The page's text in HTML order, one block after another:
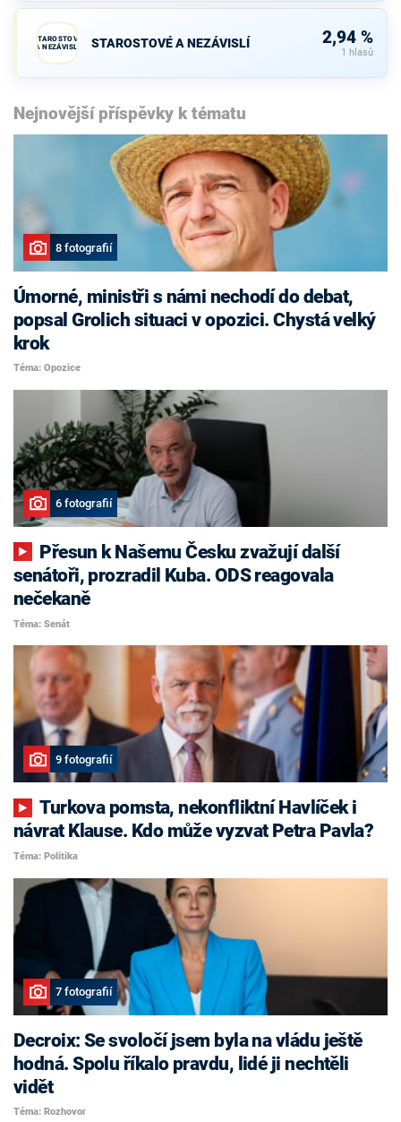
STAROSTOVÉ
A NEZÁVISLÍ
STAROSTOVÉ A NEZÁVISLÍ 2,94 %
1 hlasů
Nejnovější příspěvky k tématu
8 fotografií
Úmorné, ministři s námi nechodí do debat,
popsal Grolich situaci v opozici. Chystá velký
krok
Téma: Opozice
6 fotografií
senátoři, prozradil Kuba. ODS reagovala
nečekaně
Téma: Senát
9 fotografií
Turkova pomsta, nekonfliktní Havlíček i
návrat Klause. Kdo může vyzvat Petra Pavla?
Téma: Politika
7 fotografií
Decroix: Se svoločí jsem byla na vládu ještě
hodná. Spolu říkalo pravdu, lidé ji nechtěli
vidět
Téma: Rozhovor